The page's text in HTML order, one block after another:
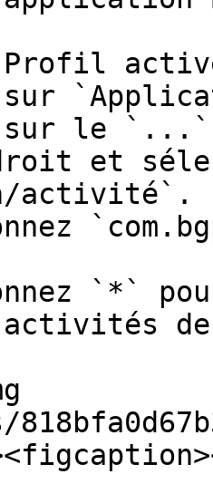
`Profil
sur
sur le `...`
et
activité`.
`*`